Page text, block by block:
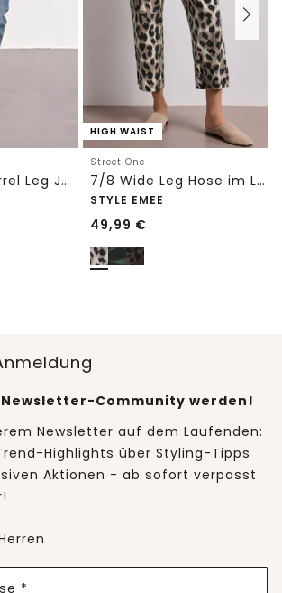
High Waist Barrel Leg Jeans im Loose Fit
HIGH WAIST
Street One
7/8 Wide Leg Hose im Loose Fit mit Print
STYLE EMEE
49,99 €
Community werden!
Newsletter auf dem Laufenden:
Highlights über Styling-Tipps
Aktionen - ab sofort verpasst
*